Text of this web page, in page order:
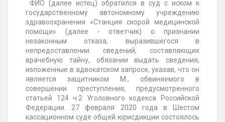
ФИО (далее истец) обратился в суд с иском к
государственному автономному учреждению
здравоохранения «Станция скорой медицинской
помощи» (далее - ответчик) о признании
незаконным отказа, выразившегося в
непредоставлении сведений, составляющих
врачебную тайну, обязании выдать сведения,
изложенные в адвокатском запросе, указав, что он
является защитником М., обвиняемого в
совершении преступления, предусмотренного
статьей 124 ч.2 Уголовного кодекса Российской
Федерации. 27 февраля 2020 года в Шестом
кассационном суде общей юрисдикции состоялось